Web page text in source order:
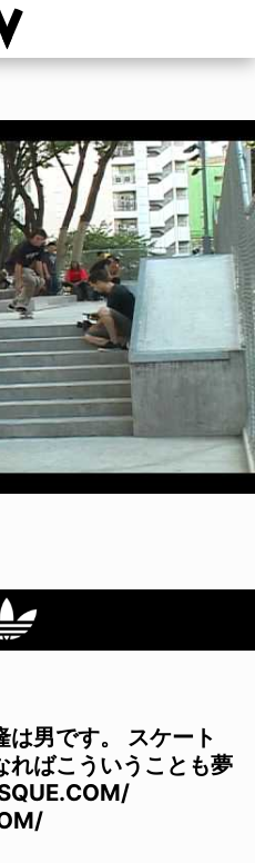
男です。 スケート
ればこういうことも夢